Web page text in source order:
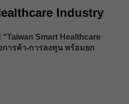
Industry
Smart Healthcare
การค้า-การลงทุน พร้อมยก